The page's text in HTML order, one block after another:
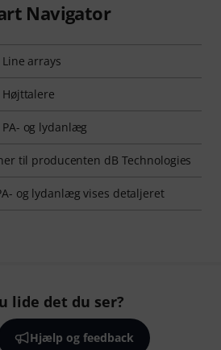
Navigator
arrays
og lydanlæg
til producenten dB Technologies
og lydanlæg vises detaljeret
lide det du ser?
Hjælp og feedback